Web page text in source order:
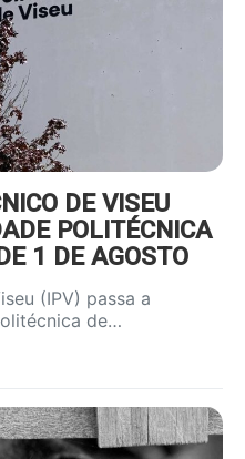
DE VISEU
POLITÉCNICA
1 DE AGOSTO
(IPV) passa a
de…